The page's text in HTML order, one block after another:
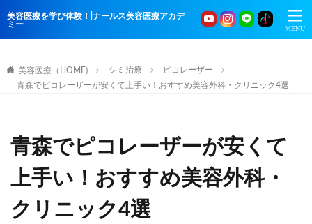
美容医療を学び体験！|ナールス美容医療アカデ
ミー
美容医療（HOME) シミ治療
ピコレーザー
青森でピコレーザーが安くて上手い！おすすめ美容外科・クリニック4選
青森でピコレーザーが安くて
上手い！おすすめ美容外科・
クリニック4選